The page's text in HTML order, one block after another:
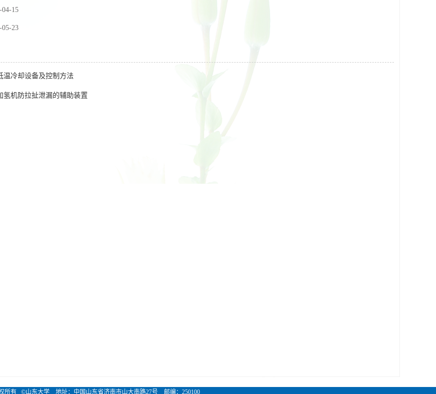
04-15
05-23
温冷却设备及控制方法
氢机防拉扯泄漏的辅助装置
所有 ©山东大学 地址：中国山东省济南市山大南路27号 邮编：250100